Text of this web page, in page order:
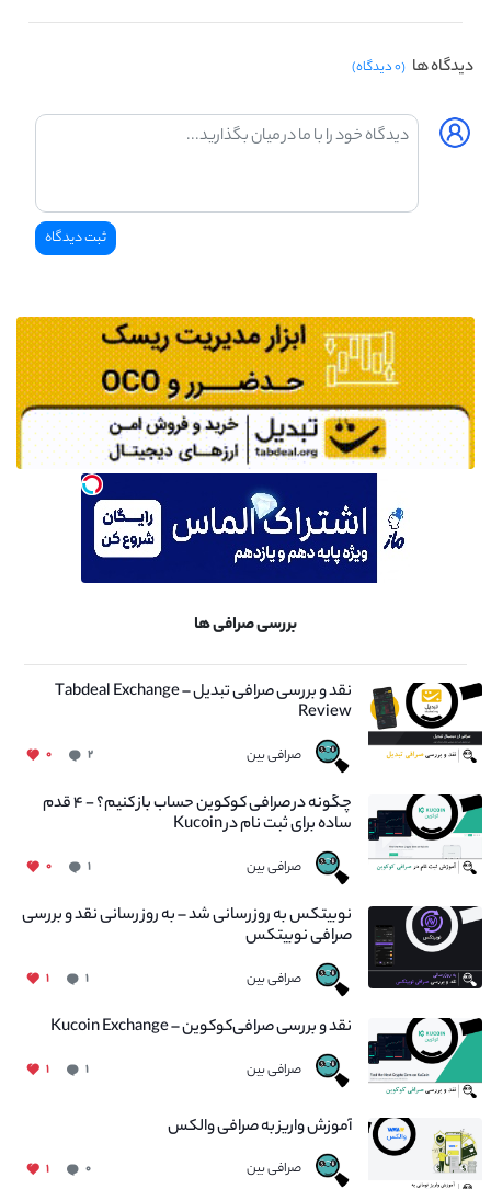
دیدگاه ها (۰ دیدگاه)
بررسی صرافی ها
نقد و بررسی صرافی تبدیل – Tabdeal Exchange
Review
صرافی بین ۲ ۰
چگونه در صرافی کوکوین حساب باز کنیم؟ - ۴ قدم
ساده برای ثبت نام در Kucoin
صرافی بین ۱ ۰
نوبیتکس به روزرسانی شد – به روز رسانی نقد و بررسی
صرافی نوبیتکس
صرافی بین ۱ ۱
نقد و بررسی صرافی‌کوکوین – Kucoin Exchange
صرافی بین ۱ ۱
آموزش واریز به صرافی والکس
صرافی بین ۰ ۱